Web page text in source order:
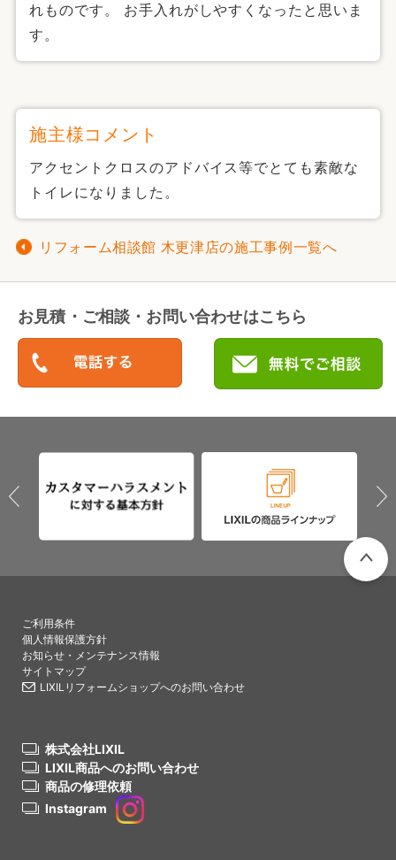
れものです。 お手入れがしやすくなったと思いま
す。
施主様コメント
アクセントクロスのアドバイス等でとても素敵な
トイレになりました。
リフォーム相談館 木更津店の施工事例一覧へ
お見積・ご相談・お問い合わせはこちら
ご利用条件
個人情報保護方針
お知らせ・メンテナンス情報
サイトマップ
LIXILリフォームショップへのお問い合わせ
株式会社LIXIL
LIXIL商品へのお問い合わせ
商品の修理依頼
Instagram